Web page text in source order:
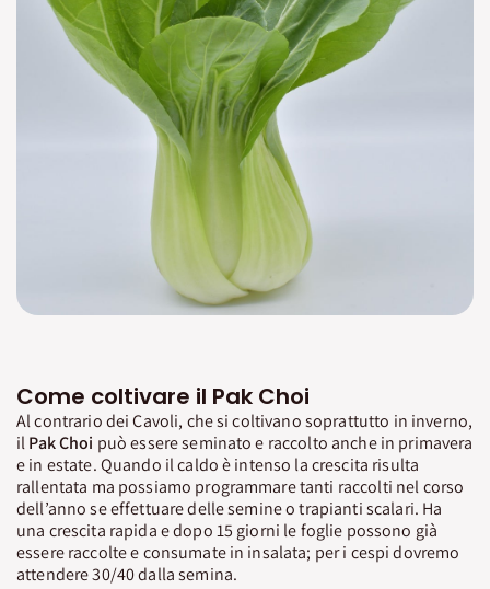
Come coltivare il Pak Choi
Al contrario dei Cavoli, che si coltivano soprattutto in inverno,
ilPak Choi può essere seminato e raccolto anche in primavera
e in estate. Quando il caldo è intenso la crescita risulta
rallentata ma possiamo programmare tanti raccolti nel corso
dell’anno se effettuare delle semine o trapianti scalari. Ha
una crescita rapida e dopo 15 giorni le foglie possono già
essere raccolte e consumate in insalata; per i cespi dovremo
attendere 30/40 dalla semina.